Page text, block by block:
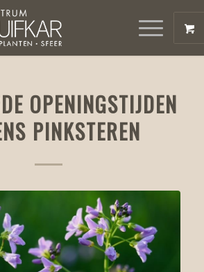
OPENINGSTIJDEN
PINKSTEREN